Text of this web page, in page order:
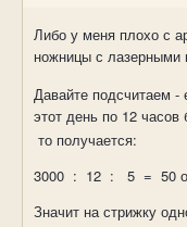
Либо у меня плохо с
ножницы с лазерными
Давайте подсчитаем -
этот день по 12 часов
то получается:
3000 : 12 : 5 = 50
Значит на стрижку